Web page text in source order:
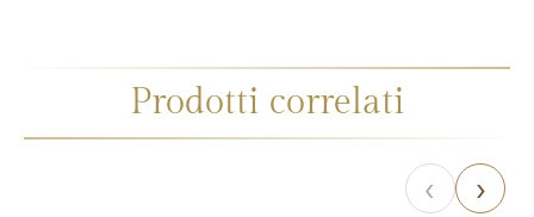
Prodotti correlati
‹ ›